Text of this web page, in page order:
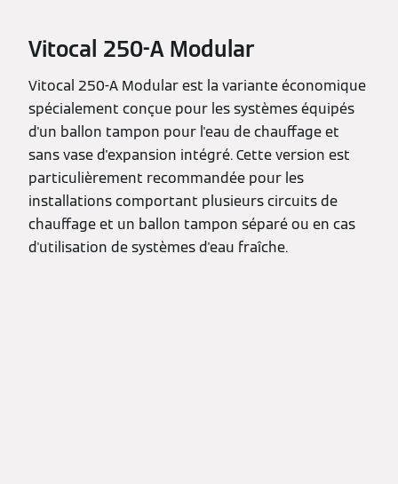
Vitocal 250-A Modular
Vitocal 250-A Modular est la variante économique
spécialement conçue pour les systèmes équipés
d'un ballon tampon pour l'eau de chauffage et
sans vase d'expansion intégré. Cette version est
particulièrement recommandée pour les
installations comportant plusieurs circuits de
chauffage et un ballon tampon séparé ou en cas
d'utilisation de systèmes d'eau fraîche.